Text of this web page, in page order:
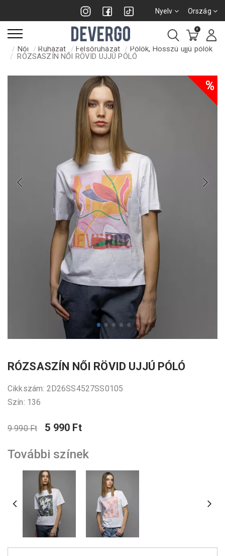
Nyelv Ország
0
Női Ruházat Felsőruházat
Pólók, Hosszú ujjú pólók
RÓZSASZÍN NŐI RÖVID UJJÚ PÓLÓ
%
RÓZSASZÍN NŐI RÖVID UJJÚ PÓLÓ
Cikkszám: 2D26SS4527SS0105
Szín: 136
9 990 Ft 5 990 Ft
További színek